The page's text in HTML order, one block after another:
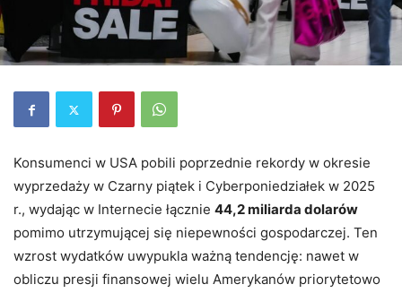
Konsumenci w USA pobili poprzednie rekordy w okresie
wyprzedaży w Czarny piątek i Cyberponiedziałek w 2025
r., wydając w Internecie łącznie 44,2 miliarda dolarów
pomimo utrzymującej się niepewności gospodarczej. Ten
wzrost wydatków uwypukla ważną tendencję: nawet w
obliczu presji finansowej wielu Amerykanów priorytetowo